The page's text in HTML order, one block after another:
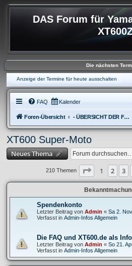
DAS Forum für
Die nächsten
Anzeige der Termine für heute ausschalten
FAQ Kalender
Foren-Übersicht - ÜBERSICHT DER FOREN XT600
XT600 Super-Moto
Neues Thema
210 Themen Seite 1von
1 2 3
Spendenkonto
Letzter Beitrag von Admin « Sa 2.
Verfasst in Admin-Infos Allgemein
Die FAQ und XT600.de als
Letzter Beitrag von Admin « So 21.
Verfasst in Admin-Infos Allgemein